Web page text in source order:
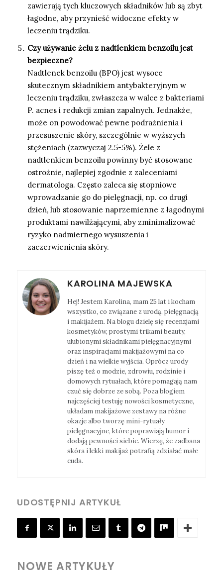
zawierają tych kluczowych składników lub są zbyt
łagodne, aby przynieść widoczne efekty w
leczeniu trądziku.
Czy używanie żelu z nadtlenkiem benzoilu jest
bezpieczne?
Nadtlenek benzoilu (BPO) jest wysoce
skutecznym składnikiem antybakteryjnym w
leczeniu trądziku, zwłaszcza w walce z bakteriami
P. acnes i redukcji zmian zapalnych. Jednakże,
może on powodować pewne podrażnienia i
przesuszenie skóry, szczególnie w wyższych
stężeniach (zazwyczaj 2.5-5%). Żele z
nadtlenkiem benzoilu powinny być stosowane
ostrożnie, najlepiej zgodnie z zaleceniami
dermatologa. Często zaleca się stopniowe
wprowadzanie go do pielęgnacji, np. co drugi
dzień, lub stosowanie naprzemienne z łagodnymi
produktami nawilżającymi, aby zminimalizować
ryzyko nadmiernego wysuszenia i
zaczerwienienia skóry.
KAROLINA MAJEWSKA
Hej! Jestem Karolina, mam 25 lat i kocham
wszystko, co związane z urodą, pielęgnacją
i makijażem. Na blogu dzielę się recenzjami
kosmetyków, prostymi trikami beauty,
ulubionymi składnikami pielęgnacyjnymi
oraz inspiracjami makijażowymi na co
dzień i na wielkie wyjścia. Oprócz urody
piszę też o modzie, zdrowiu, rodzinie i
domowych rytuałach, które pomagają nam
czuć się dobrze ze sobą. Poza blogiem
najczęściej testuję nowości kosmetyczne,
układam makijażowe zestawy na różne
okazje albo tworzę mini-rytuały
pielęgnacyjne, które poprawiają humor i
dodają pewności siebie. Wierzę, że zadbana
skóra i lekki makijaż potrafią zdziałać małe
cuda.
UDOSTĘPNIJ ARTYKUŁ
NOWE ARTYKUŁY